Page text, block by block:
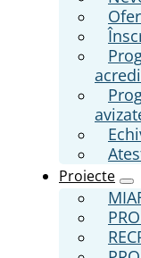
Proiecte